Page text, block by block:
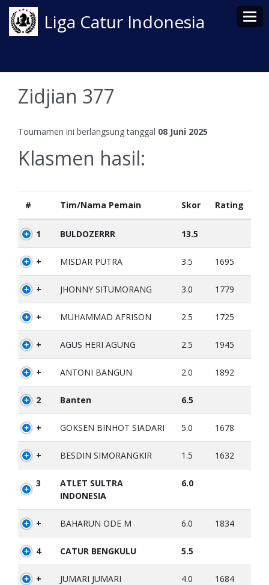
Liga Catur Indonesia
Zidjian 377
Tournamen ini berlangsung tanggal 08 Juni 2025
Klasmen hasil:
# Tim/Nama Pemain Skor Rating
1 BULDOZERRR 13.5
+ MISDAR PUTRA 3.5 1695
+ JHONNY SITUMORANG 3.0 1779
+ MUHAMMAD AFRISON 2.5 1725
+ AGUS HERI AGUNG 2.5 1945
+ ANTONI BANGUN 2.0 1892
2 Banten 6.5
+ GOKSEN BINHOT SIADARI 5.0 1678
+ BESDIN SIMORANGKIR 1.5 1632
3
ATLET SULTRA
INDONESIA
6.0
+ BAHARUN ODE M 6.0 1834
4 CATUR BENGKULU 5.5
+ JUMARI JUMARI 4.0 1684